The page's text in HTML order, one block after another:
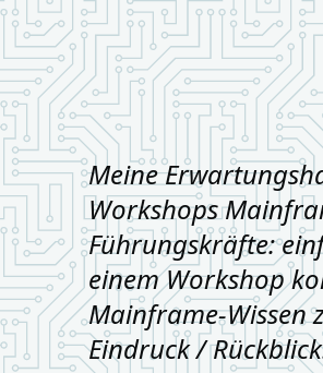
Meine
Workshops
Führungskräfte:
einem Workshop
Mainframe-Wissen
Eindruck /